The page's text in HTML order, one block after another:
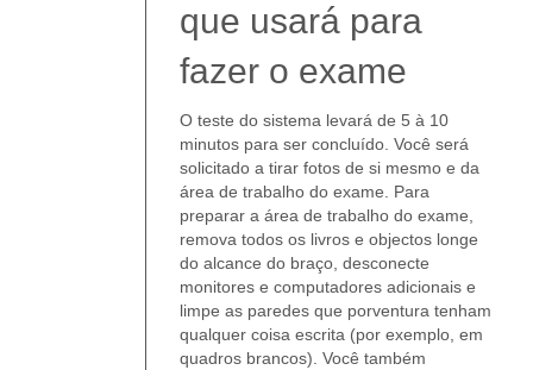
que usará para
fazer o exame
O teste do sistema levará de 5 à 10
minutos para ser concluído. Você será
solicitado a tirar fotos de si mesmo e da
área de trabalho do exame. Para
preparar a área de trabalho do exame,
remova todos os livros e objectos longe
do alcance do braço, desconecte
monitores e computadores adicionais e
limpe as paredes que porventura tenham
qualquer coisa escrita (por exemplo, em
quadros brancos). Você também